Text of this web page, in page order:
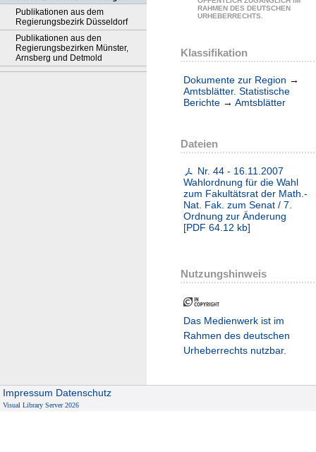
Publikationen aus dem
Regierungsbezirk Düsseldorf
Publikationen aus den
Regierungsbezirken Münster,
Arnsberg und Detmold
RAHMEN DES DEUTSCHEN
URHEBERRECHTS.
Klassifikation
Dokumente zur Region →
Amtsblätter. Statistische
Berichte → Amtsblätter
Dateien
Nr. 44 - 16.11.2007
Wahlordnung für die Wahl
zum Fakultätsrat der Math.-
Nat. Fak. zum Senat / 7.
Ordnung zur Änderung
[PDF 64.12 kb]
Nutzungshinweis
Das Medienwerk ist im
Rahmen des deutschen
Urheberrechts nutzbar.
Impressum Datenschutz
Visual Library Server 2026